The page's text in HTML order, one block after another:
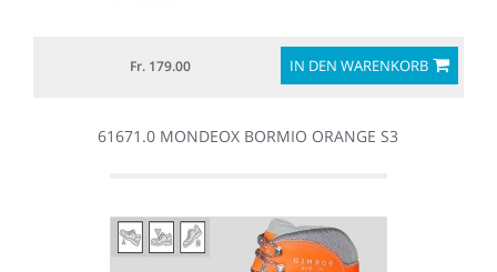
IN DEN WARENKORB
Fr. 179.00
61671.0 MONDEOX BORMIO ORANGE S3